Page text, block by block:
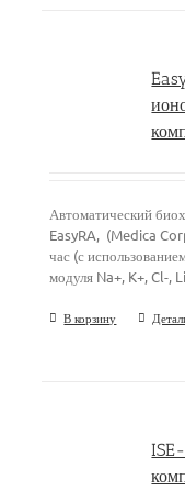
Автоматический
EasyRA, (Medica
час (с
модуля Na+, K+, Cl-,
В корзину